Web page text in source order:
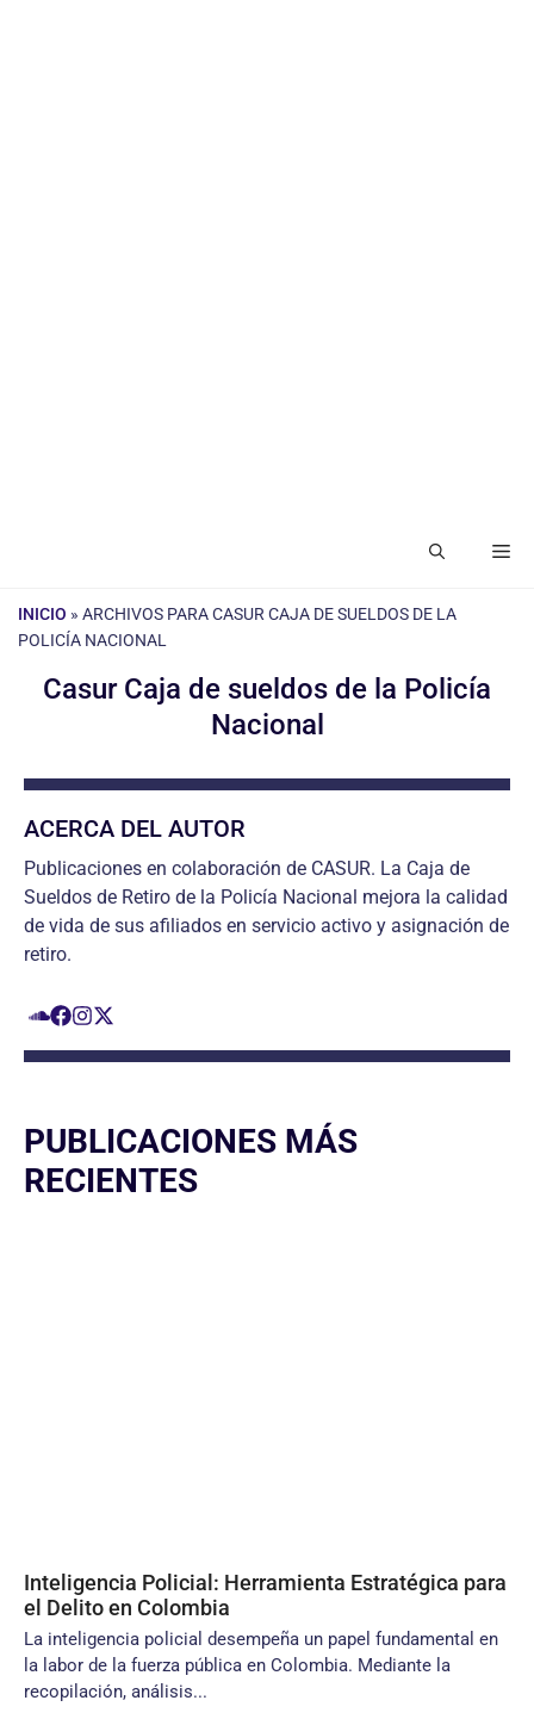
INICIO » ARCHIVOS PARA CASUR CAJA DE SUELDOS DE LA
POLICÍA NACIONAL
Casur Caja de sueldos de la Policía
Nacional
ACERCA DEL AUTOR
Publicaciones en colaboración de CASUR. La Caja de
Sueldos de Retiro de la Policía Nacional mejora la calidad
de vida de sus afiliados en servicio activo y asignación de
retiro.
PUBLICACIONES MÁS
RECIENTES
Inteligencia Policial: Herramienta Estratégica para
el Delito en Colombia
La inteligencia policial desempeña un papel fundamental en
la labor de la fuerza pública en Colombia. Mediante la
recopilación, análisis...